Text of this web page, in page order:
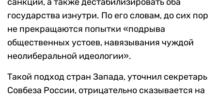
государства изнутри. По его словам, до сих пор
не прекращаются попытки «подрыва
общественных устоев, навязывания чуждой
неолиберальной идеологии».
Такой подход стран Запада, уточнил секретарь
Совбеза России, отрицательно сказывается на